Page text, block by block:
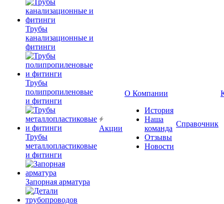
Трубы
канализационные и
фитинги
Трубы
полипропиленовые
и фитинги
Трубы
металлопластиковые
и фитинги
Запорная арматура
Акции
О Компании
История
Наша
команда
Отзывы
Новости
Справочник